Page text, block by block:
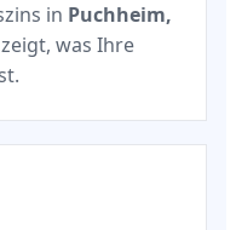
in Puchheim,
was Ihre